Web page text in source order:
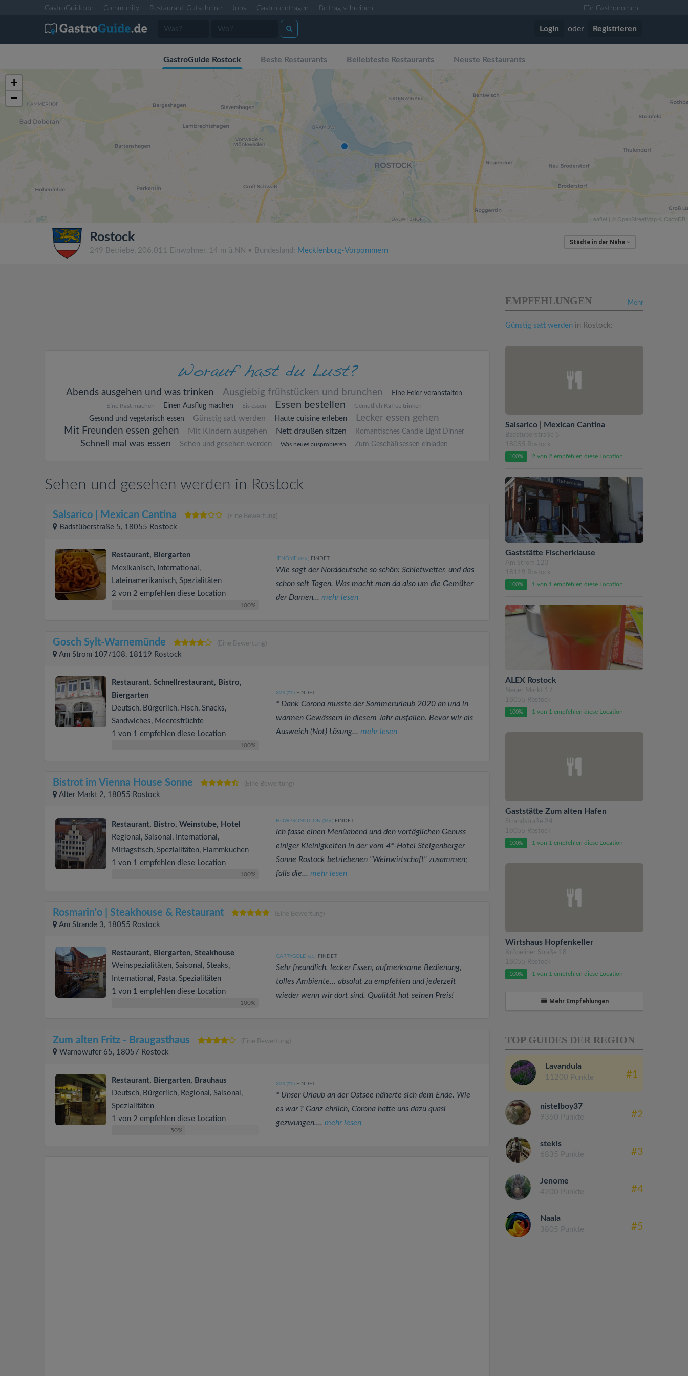
GastroGuide.de Community Restaurant-Gutscheine Jobs Gastro eintragen Beitrag schreiben Für Gastronomen
Login oder Registrieren
GastroGuide Rostock Beste Restaurants Beliebteste Restaurants Neuste Restaurants
+
−
Leaflet | © OpenStreetMap © CartoDB
Rostock
249 Betriebe, 206.011 Einwohner, 14 m ü.NN • Bundesland: Mecklenburg-Vorpommern
Städte in der Nähe
Abends ausgehen und was trinken Ausgiebig frühstücken und brunchen Eine Feier veranstalten
Eine Rast machen Einen Ausflug machen Eis essen Essen bestellen Gemütlich Kaffee trinken
Gesund und vegetarisch essen Günstig satt werden Haute cuisine erleben
Lecker essen gehen
Mit Freunden essen gehen
Mit Kindern ausgehen Nett draußen sitzen Romantisches Candle Light Dinner
Schnell mal was essen Sehen und gesehen werden Was neues ausprobieren Zum Geschäftsessen einladen
Sehen und gesehen werden in Rostock
Salsarico | Mexican Cantina (Eine Bewertung)
Badstüberstraße 5, 18055 Rostock
Restaurant, Biergarten
Mexikanisch, International,
Lateinamerikanisch, Spezialitäten
2 von 2 empfehlen diese Location
100%
JENOME (336 )FINDET:
Wie sagt der Norddeutsche so schön: Schietwetter, und das
schon seit Tagen. Was macht man da also um die Gemüter
der Damen... mehr lesen
Gosch Sylt-Warnemünde (Eine Bewertung)
Am Strom 107/108, 18119 Rostock
Restaurant, Schnellrestaurant, Bistro,
Biergarten
Deutsch, Bürgerlich, Fisch, Snacks,
Sandwiches, Meeresfrüchte
1 von 1 empfehlen diese Location
100%
X2X (77 )FINDET:
* Dank Corona musste der Sommerurlaub 2020 an und in
warmen Gewässern in diesem Jahr ausfallen. Bevor wir als
Ausweich (Not) Lösung... mehr lesen
Bistrot im Vienna House Sonne (Eine Bewertung)
Alter Markt 2, 18055 Rostock
Restaurant, Bistro, Weinstube, Hotel
Regional, Saisonal, International,
Mittagstisch, Spezialitäten, Flammkuchen
1 von 1 empfehlen diese Location
100%
HOWPROMOTION (366 )FINDET:
Ich fasse einen Menüabend und den vortäglichen Genuss
einiger Kleinigkeiten in der vom 4*-Hotel Steigenberger
Sonne Rostock betriebenen "Weinwirtschaft" zusammen;
falls die... mehr lesen
Rosmarin'o | Steakhouse & Restaurant (Eine Bewertung)
Am Strande 3, 18055 Rostock
Restaurant, Biergarten, Steakhouse
Weinspezialitäten, Saisonal, Steaks,
International, Pasta, Spezialitäten
1 von 1 empfehlen diese Location
100%
CARRYGOLD (21 )FINDET:
Sehr freundlich, lecker Essen, aufmerksame Bedienung,
tolles Ambiente... absolut zu empfehlen und jederzeit
wieder wenn wir dort sind. Qualität hat seinen Preis!
Zum alten Fritz - Braugasthaus (Eine Bewertung)
Warnowufer 65, 18057 Rostock
Restaurant, Biergarten, Brauhaus
Deutsch, Bürgerlich, Regional, Saisonal,
Spezialitäten
1 von 2 empfehlen diese Location
50%
X2X (77 )FINDET:
* Unser Urlaub an der Ostsee näherte sich dem Ende. Wie
es war ? Ganz ehrlich, Corona hatte uns dazu quasi
gezwungen.... mehr lesen
Mehr
EMPFEHLUNGEN
Günstig satt werden in Rostock:
Salsarico | Mexican Cantina
Badstüberstraße 5
18055 Rostock
100% 2 von 2 empfehlen diese Location
Gaststätte Fischerklause
Am Strom 123
18119 Rostock
100% 1 von 1 empfehlen diese Location
ALEX Rostock
Neuer Markt 17
18055 Rostock
100% 1 von 1 empfehlen diese Location
Gaststätte Zum alten Hafen
Strandstraße 24
18055 Rostock
100% 1 von 1 empfehlen diese Location
Wirtshaus Hopfenkeller
Kröpeliner Straße 18
18055 Rostock
100% 1 von 1 empfehlen diese Location
Mehr Empfehlungen
TOP GUIDES DER REGION
Lavandula
11200 Punkte #1
nistelboy37
9360 Punkte #2
stekis
6835 Punkte #3
Jenome
4200 Punkte #4
Naala
3805 Punkte #5